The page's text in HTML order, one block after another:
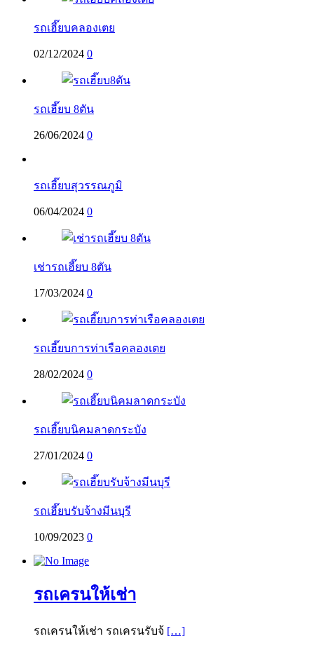
รถเฮี๊ยบคลองเตย
02/12/2024 0
รถเฮี๊ยบ 8ตัน
26/06/2024 0
รถเฮี๊ยบสุวรรณภูมิ
06/04/2024 0
เช่ารถเฮี๊ยบ 8ตัน
17/03/2024 0
รถเฮี๊ยบการท่าเรือคลองเตย
28/02/2024 0
รถเฮี๊ยบนิคมลาดกระบัง
27/01/2024 0
รถเฮี๊ยบรับจ้างมีนบุรี
10/09/2023 0
รถเครนให้เช่า
รถเครนให้เช่า รถเครนรับจ้ […]